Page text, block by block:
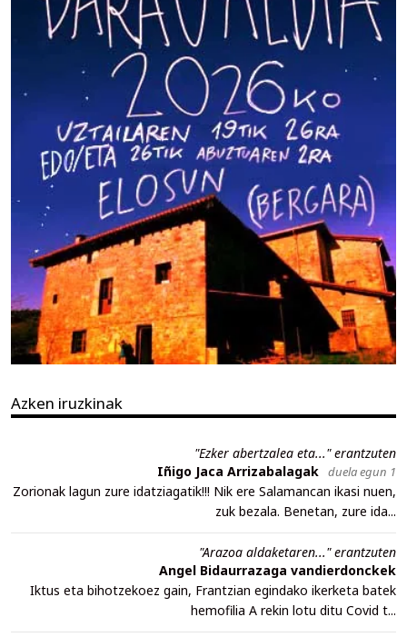
Azken iruzkinak
"Ezker abertzalea eta..." erantzuten
Iñigo Jaca Arrizabalagak duela egun 1
Zorionak lagun zure idatziagatik!!! Nik ere Salamancan ikasi nuen,
zuk bezala. Benetan, zure ida...
"Arazoa aldaketaren..." erantzuten
Angel Bidaurrazaga vandierdonckek
Iktus eta bihotzekoez gain, Frantzian egindako ikerketa batek
hemofilia A rekin lotu ditu Covid t...